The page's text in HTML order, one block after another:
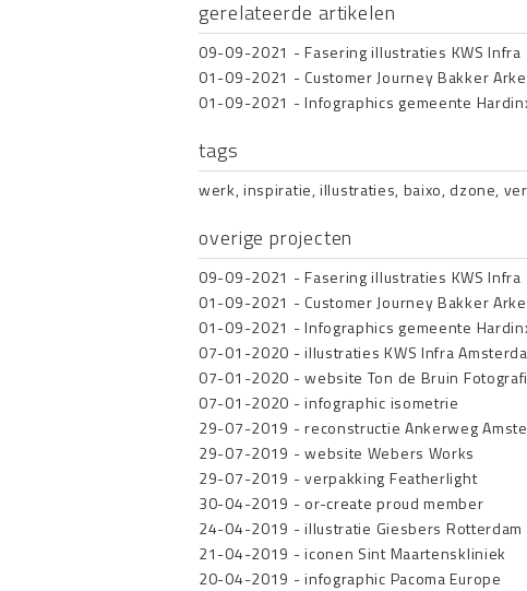
gerelateerde artikelen
09-09-2021 -Fasering illustraties KWS Infra
01-09-2021 - Customer Journey Bakker
01-09-2021 -Infographics gemeente
tags
werk,inspiratie,illustraties, baixo, dzone,
overige projecten
09-09-2021 -Fasering illustraties KWS Infra
01-09-2021 - Customer Journey Bakker
01-09-2021 -Infographics gemeente
07-01-2020 -illustraties KWS Infra
07-01-2020 -website Ton de Bruin
07-01-2020 -infographic isometrie
29-07-2019 -reconstructie Ankerweg
29-07-2019 -website Webers Works
29-07-2019 -verpakking Featherlight
30-04-2019 - or-create proud member
24-04-2019 -illustratie Giesbers Rotterdam
21-04-2019 -iconen Sint Maartenskliniek
20-04-2019 -infographic Pacoma Europe